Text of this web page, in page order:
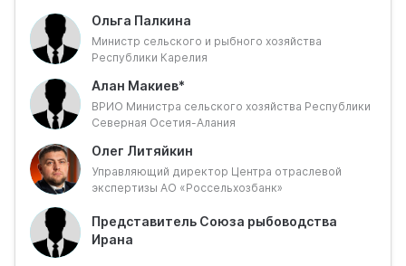
сотрудничества для наиболее эффективного
использования лучших практик участников.
Вопросы для обсуждения:
Как глобальные климатические и экологические
изменения влияют на форелеводство в разных
странах? Какие решения уже показывают
эффективность и могут быть масштабированы с
учётом разницы природных условий?
Какие стратегии производства, продвижения и
экспорта форели позволяют сочетать
устойчивость бизнеса и рост маржи на
Ольга Палкина
Министр сельского и рыбного хозяйства
Республики Карелия
Алан Макиев*
ВРИО Министра сельского хозяйства Республики
Северная Осетия-Алания
Олег Литяйкин
Управляющий директор Центра отраслевой
экспертизы АО «Россельхозбанк»
Представитель Союза рыбоводства
Ирана